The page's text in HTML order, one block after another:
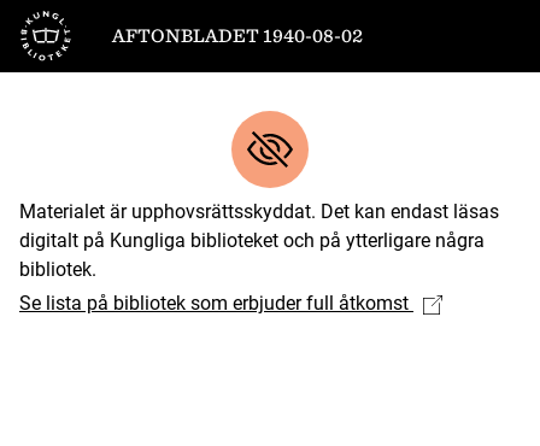
Till startsidan
AFTONBLADET 1940-08-02
Materialet är upphovsrättsskyddat. Det kan endast läsas
digitalt på Kungliga biblioteket och på ytterligare några
bibliotek.
Se lista på bibliotek som erbjuder full åtkomst